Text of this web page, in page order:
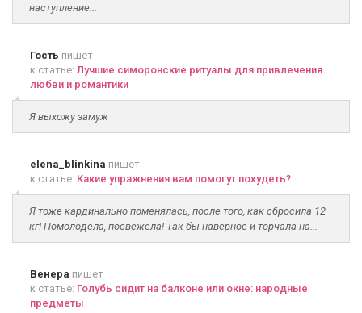
наступление...
Гость пишет
к статье: Лучшие симоронские ритуалы для привлечения
любви и романтики
Я выхожу замуж
elena_blinkina пишет
к статье: Какие упражнения вам помогут похудеть?
Я тоже кардинально поменялась, после того, как сбросила 12
кг! Помолодела, посвежела! Так бы наверное и торчала на...
Венера пишет
к статье: Голубь сидит на балконе или окне: народные
предметы